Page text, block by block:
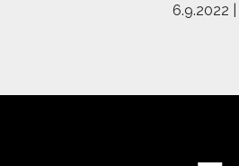
6.9.2022